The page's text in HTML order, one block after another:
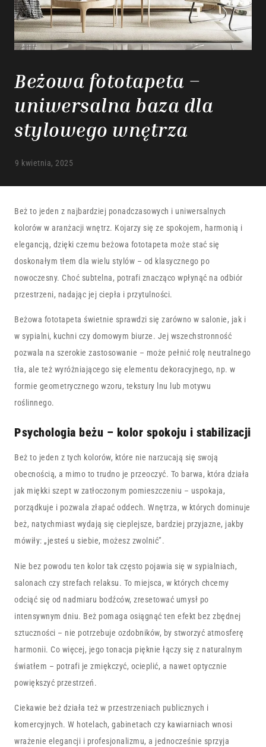
Beżowa fototapeta –
uniwersalna baza dla
stylowego wnętrza
9 kwietnia, 2025
Beż to jeden z najbardziej ponadczasowych i uniwersalnych
kolorów w aranżacji wnętrz. Kojarzy się ze spokojem, harmonią i
elegancją, dzięki czemu beżowa fototapeta może stać się
doskonałym tłem dla wielu stylów – od klasycznego po
nowoczesny. Choć subtelna, potrafi znacząco wpłynąć na odbiór
przestrzeni, nadając jej ciepła i przytulności.
Beżowa fototapeta świetnie sprawdzi się zarówno w salonie, jak i
w sypialni, kuchni czy domowym biurze. Jej wszechstronność
pozwala na szerokie zastosowanie – może pełnić rolę neutralnego
tła, ale też wyróżniającego się elementu dekoracyjnego, np. w
formie geometrycznego wzoru, tekstury lnu lub motywu
roślinnego.
Psychologia beżu – kolor spokoju i stabilizacji
Beż to jeden z tych kolorów, które nie narzucają się swoją
obecnością, a mimo to trudno je przeoczyć. To barwa, która działa
jak miękki szept w zatłoczonym pomieszczeniu – uspokaja,
porządkuje i pozwala złapać oddech. Wnętrza, w których dominuje
beż, natychmiast wydają się cieplejsze, bardziej przyjazne, jakby
mówiły: „jesteś u siebie, możesz zwolnić”.
Nie bez powodu ten kolor tak często pojawia się w sypialniach,
salonach czy strefach relaksu. To miejsca, w których chcemy
odciąć się od nadmiaru bodźców, zresetować umysł po
intensywnym dniu. Beż pomaga osiągnąć ten efekt bez zbędnej
sztuczności – nie potrzebuje ozdobników, by stworzyć atmosferę
harmonii. Co więcej, jego tonacja pięknie łączy się z naturalnym
światłem – potrafi je zmiękczyć, ocieplić, a nawet optycznie
powiększyć przestrzeń.
Ciekawie beż działa też w przestrzeniach publicznych i
komercyjnych. W hotelach, gabinetach czy kawiarniach wnosi
wrażenie elegancji i profesjonalizmu, a jednocześnie sprzyja